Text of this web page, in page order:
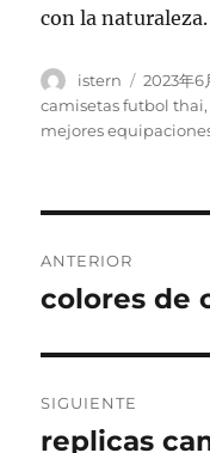
con la naturaleza.
Autor
istern
el
2023年6
camisetas futbol thai
mejores
de
ANTERIOR
Entrada
colores de
SIGUIENTE
Entrada
replicas